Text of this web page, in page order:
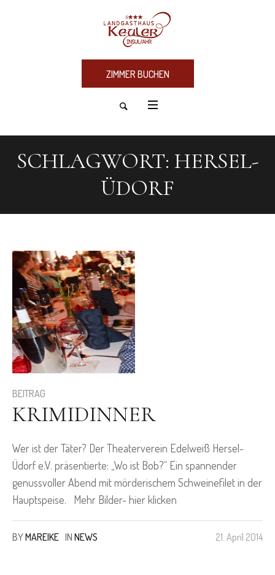
ZIMMER BUCHEN
SCHLAGWORT: HERSEL-
ÜDORF
BEITRAG
KRIMIDINNER
Wer ist der Täter? Der Theaterverein Edelweiß Hersel-
Üdorf e.V. präsentierte: „Wo ist Bob?“ Ein spannender
genussvoller Abend mit mörderischem Schweinefilet in der
Hauptspeise. Mehr Bilder- hier klicken
21. April 2014
BYMAREIKE IN NEWS